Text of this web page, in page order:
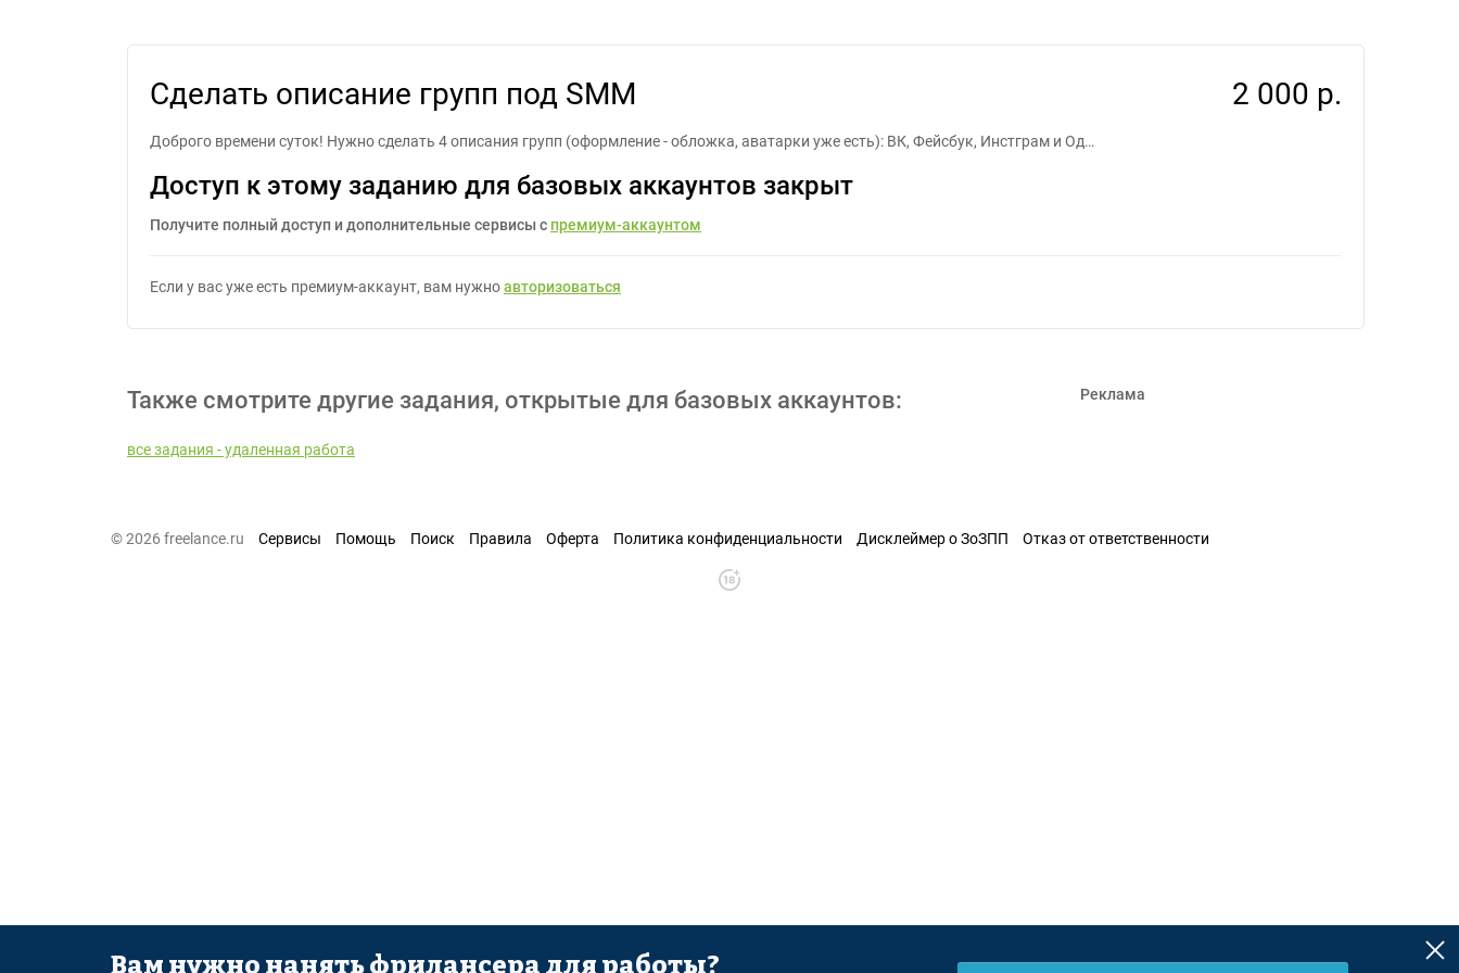
Сделать описание групп под SMM 2 000 р.
Доброго времени суток! Нужно сделать 4 описания групп (оформление - обложка, аватарки уже есть): ВК, Фейсбук, Инстграм и Од…
Доступ к этому заданию для базовых аккаунтов закрыт
Получите полный доступ и дополнительные сервисы с премиум-аккаунтом
Если у вас уже есть премиум-аккаунт, вам нужноавторизоваться
Также смотрите другие задания, открытые для базовых аккаунтов:
все задания - удаленная работа
Реклама
© 2026 freelance.ru Сервисы Помощь Поиск Правила Оферта Политика конфиденциальности Дисклеймер о ЗоЗПП Отказ от ответственности
Вам нужно нанять фрилансера для работы?